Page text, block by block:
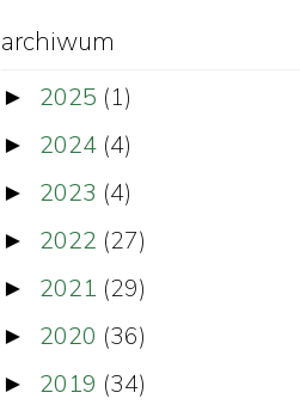
archiwum
► 2025 (1)
► 2024 (4)
► 2023 (4)
► 2022 (27)
► 2021 (29)
► 2020 (36)
► 2019 (34)